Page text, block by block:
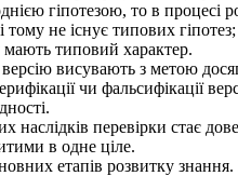
гіпотезою, то в процесі
не існує типових
типовий характер.
версію висувають з метою
чи фальсифікації
наслідків перевірки стає
в одне ціле.
етапів розвитку